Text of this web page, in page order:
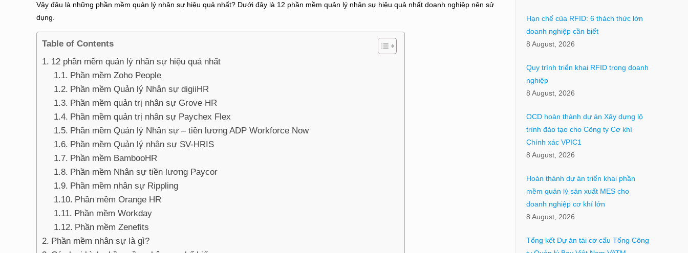
Vậy đâu là những phần mềm quản lý nhân sự hiệu quả nhất? Dưới đây là 12 phần mềm quản lý nhân sự hiệu quả nhất doanh nghiệp nên sử
dụng.
Table of Contents
12 phần mềm quản lý nhân sự hiệu quả nhất
Phần mềm Zoho People
Phần mềm Quản lý Nhân sự digiiHR
Phần mềm quản trị nhân sự Grove HR
Phần mềm quản trị nhân sự Paychex Flex
Phần mềm Quản lý Nhân sự – tiền lương ADP Workforce Now
Phần mềm Quản lý nhân sự SV-HRIS
Phần mềm BambooHR
Phần mềm Nhân sự tiền lương Paycor
Phần mềm nhân sự Rippling
Phần mềm Orange HR
Phần mềm Workday
Phần mềm Zenefits
Phần mềm nhân sự là gì?
Hạn chế của RFID: 6 thách thức lớn
doanh nghiệp cần biết
8 August, 2026
Quy trình triển khai RFID trong doanh
nghiệp
8 August, 2026
OCD hoàn thành dự án Xây dựng lộ
trình đào tạo cho Công ty Cơ khí
Chính xác VPIC1
8 August, 2026
Hoàn thành dự án triển khai phần
mềm quản lý sản xuất MES cho
doanh nghiệp cơ khí lớn
8 August, 2026
Tổng kết Dự án tái cơ cấu Tổng Công